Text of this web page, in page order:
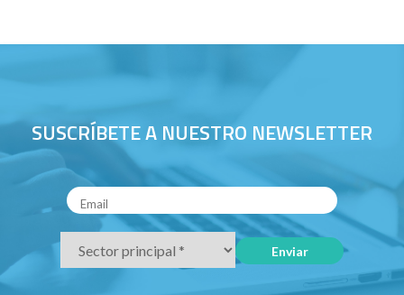
SUSCRÍBETE A NUESTRO NEWSLETTER